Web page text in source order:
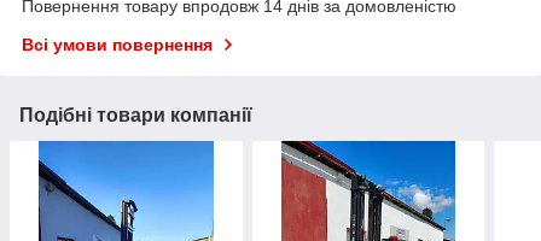
Повернення товару впродовж 14 днів за домовленістю
Всі умови повернення
Подібні товари компанії